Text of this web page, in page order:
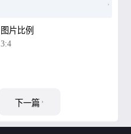
图片比例
3:4
下一篇